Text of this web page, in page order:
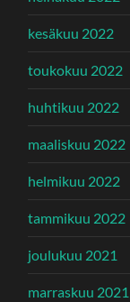
kesäkuu 2022
toukokuu 2022
huhtikuu 2022
maaliskuu 2022
helmikuu 2022
tammikuu 2022
joulukuu 2021
marraskuu 2021